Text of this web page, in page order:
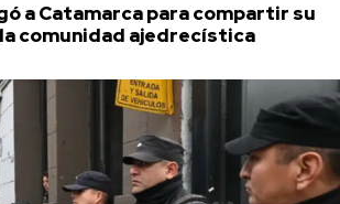
a Catamarca para compartir su
comunidad ajedrecística